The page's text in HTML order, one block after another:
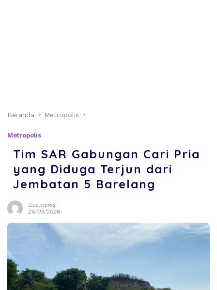
Beranda Metropolis
Metropolis
Tim SAR Gabungan Cari Pria
yang Diduga Terjun dari
Jembatan 5 Barelang
Gotvnews
24/03/2026